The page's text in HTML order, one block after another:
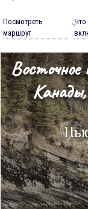
Посмотреть
маршрут
Что